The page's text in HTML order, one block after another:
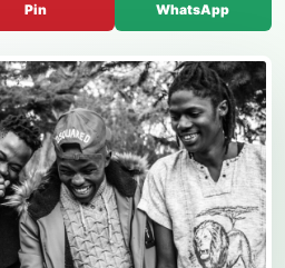
Pin WhatsApp